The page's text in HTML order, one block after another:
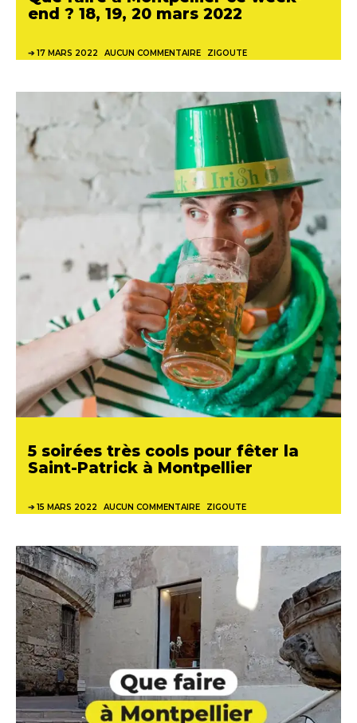
end ? 18, 19, 20 mars 2022
17 MARS 2022 AUCUN COMMENTAIRE ZIGOUTE
5 soirées très cools pour fêter la
Saint-Patrick à Montpellier
15 MARS 2022 AUCUN COMMENTAIRE ZIGOUTE